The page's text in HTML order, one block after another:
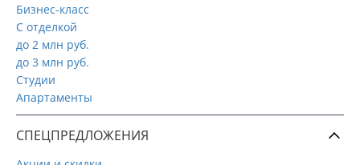
Бизнес-класс
С отделкой
до 2 млн руб.
до 3 млн руб.
Студии
Апартаменты
СПЕЦПРЕДЛОЖЕНИЯ